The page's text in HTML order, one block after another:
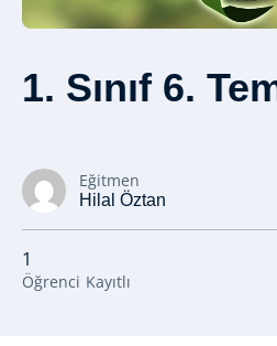
1. Sınıf 6.
Eğitmen
Hilal Öztan
1
Öğrenci Kayıtlı